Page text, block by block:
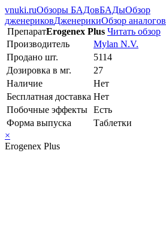
vnuki.ruОбзоры БАДовБАДыОбзор
дженериковДженерикиОбзор аналогов
ПрепаратErogenex Plus Читать обзор
Производитель
Mylan N.V.
Продано шт.
5114
Дозировка в мг.
27
Наличие
Нет
Бесплатная доставка Нет
Побочные эффекты Есть
Форма выпуска
Таблетки
×
Erogenex Plus